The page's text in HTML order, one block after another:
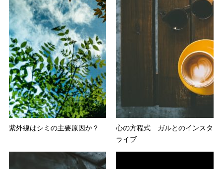
紫外線はシミの主要原因か？
心の方程式 ガルとのインスタ
ライブ